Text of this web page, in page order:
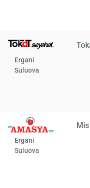
Ergani
Suluova
Ergani
Suluova